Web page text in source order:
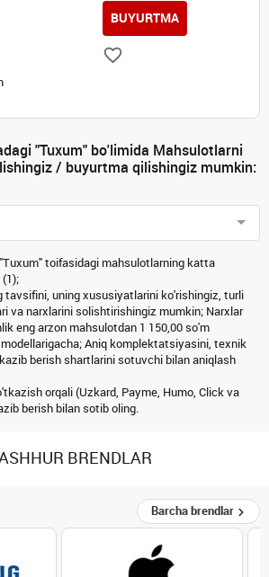
BUYURTMA
"Tuxum" bo'limida Mahsulotlarni
/ buyurtma qilishingiz mumkin:
toifasidagi mahsulotlarning katta
tavsifini, uning xususiyatlarini ko'rishingiz, turli
va narxlarini solishtirishingiz mumkin; Narxlar
eng arzon mahsulotdan 1 150,00 so'm
Aniq komplektatsiyasini, texnik
berish shartlarini sotuvchi bilan aniqlash
orqali (Uzkard, Payme, Humo, Click va
berish bilan sotib oling.
BRENDLAR
Barcha brendlar